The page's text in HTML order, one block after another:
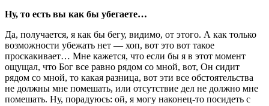
Ну, то есть вы как бы убегаете…
Да, получается, я как бы бегу, видимо, от этого. А как только
возможности убежать нет — хоп, вот это вот такое
проскакивает… Мне кажется, что если бы я в этот момент
ощущал, что Бог все равно рядом со мной, вот, Он сидит
рядом со мной, то какая разница, вот эти все обстоятельства
не должны мне помешать, или отсутствие дел не должно мне
помешать. Ну, порадуюсь: ой, я могу наконец-то посидеть с